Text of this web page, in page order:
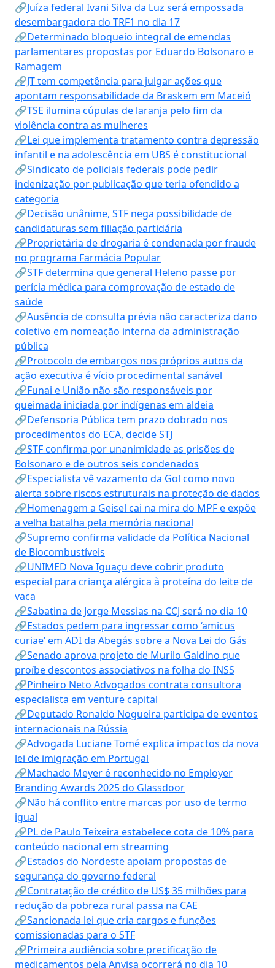
🔗Juíza federal Ivani Silva da Luz será empossada
desembargadora do TRF1 no dia 17
🔗Determinado bloqueio integral de emendas
parlamentares propostas por Eduardo Bolsonaro e
Ramagem
🔗JT tem competência para julgar ações que
apontam responsabilidade da Braskem em Maceió
🔗TSE ilumina cúpulas de laranja pelo fim da
violência contra as mulheres
🔗Lei que implementa tratamento contra depressão
infantil e na adolescência em UBS é constitucional
🔗Sindicato de policiais federais pode pedir
indenização por publicação que teria ofendido a
categoria
🔗Decisão unânime, STF nega possibilidade de
candidaturas sem filiação partidária
🔗Proprietária de drogaria é condenada por fraude
no programa Farmácia Popular
🔗STF determina que general Heleno passe por
perícia médica para comprovação de estado de
saúde
🔗Ausência de consulta prévia não caracteriza dano
coletivo em nomeação interna da administração
pública
🔗Protocolo de embargos nos próprios autos da
ação executiva é vício procedimental sanável
🔗Funai e União não são responsáveis por
queimada iniciada por indígenas em aldeia
🔗Defensoria Pública tem prazo dobrado nos
procedimentos do ECA, decide STJ
🔗STF confirma por unanimidade as prisões de
Bolsonaro e de outros seis condenados
🔗Especialista vê vazamento da Gol como novo
alerta sobre riscos estruturais na proteção de dados
🔗Homenagem a Geisel cai na mira do MPF e expõe
a velha batalha pela memória nacional
🔗Supremo confirma validade da Política Nacional
de Biocombustíveis
🔗UNIMED Nova Iguaçu deve cobrir produto
especial para criança alérgica à proteína do leite de
vaca
🔗Sabatina de Jorge Messias na CCJ será no dia 10
🔗Estados pedem para ingressar como ‘amicus
curiae’ em ADI da Abegás sobre a Nova Lei do Gás
🔗Senado aprova projeto de Murilo Galdino que
proíbe descontos associativos na folha do INSS
🔗Pinheiro Neto Advogados contrata consultora
especialista em venture capital
🔗Deputado Ronaldo Nogueira participa de eventos
internacionais na Rússia
🔗Advogada Luciane Tomé explica impactos da nova
lei de imigração em Portugal
🔗Machado Meyer é reconhecido no Employer
Branding Awards 2025 do Glassdoor
🔗Não há conflito entre marcas por uso de termo
igual
🔗PL de Paulo Teixeira estabelece cota de 10% para
conteúdo nacional em streaming
🔗Estados do Nordeste apoiam propostas de
segurança do governo federal
🔗Contratação de crédito de US$ 35 milhões para
redução da pobreza rural passa na CAE
🔗Sancionada lei que cria cargos e funções
comissionadas para o STF
🔗Primeira audiência sobre precificação de
medicamentos pela Anvisa ocorrerá no dia 10